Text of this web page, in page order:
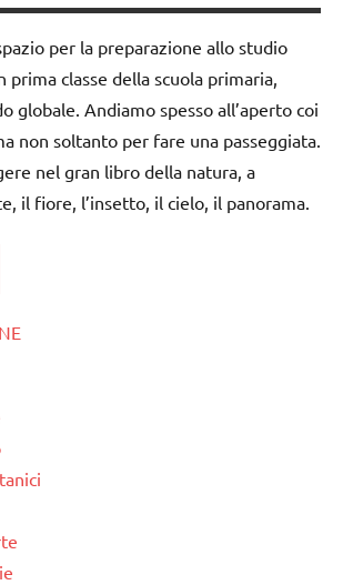
per la preparazione allo studio
prima classe della scuola primaria,
globale. Andiamo spesso all’aperto coi
non soltanto per fare una passeggiata.
nel gran libro della natura, a
il fiore, l’insetto, il cielo, il panorama.